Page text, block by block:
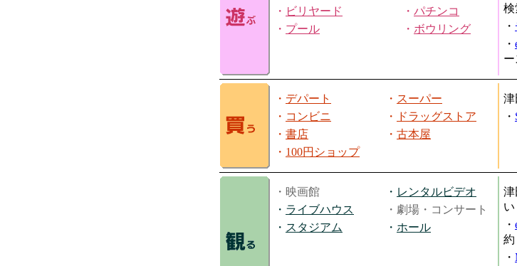
・ ビリヤード ・ パチンコ
・ プール ・ ボウリング
検
・
・
・ デパート ・ スーパー
・ コンビニ ・
ドラッグストア
・ 書店 ・ 古本屋
・ 100円ショップ
津
・
・映画館 ・ レンタルビデオ
・ ライブハウス
・劇場・コンサート
・ スタジアム ・ ホール
津
い
・
約
・